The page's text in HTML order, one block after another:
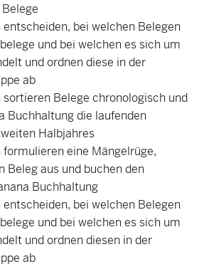
entscheiden, bei welchen Belegen
und bei welchen es sich um
und ordnen diese in der
ab
sortieren Belege chronologisch und
Buchhaltung die laufenden
Halbjahres
formulieren eine Mängelrüge,
Beleg aus und buchen den
Buchhaltung
entscheiden, bei welchen Belegen
und bei welchen es sich um
und ordnen diesen in der
ab